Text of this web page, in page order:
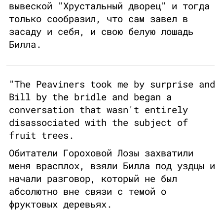
вывеской "Хрустальный дворец" и тогда
только сообразил, что сам завел в
засаду и себя, и свою белую лошадь
Билла.
"The Peaviners took me by surprise and
Bill by the bridle and began a
conversation that wasn't entirely
disassociated with the subject of
fruit trees.
Обитатели Гороховой Лозы захватили
меня врасплох, взяли Билла под уздцы и
начали разговор, который не был
абсолютно вне связи с темой о
фруктовых деревьях.